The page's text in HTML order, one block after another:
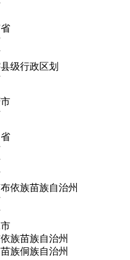
级行政区划
依族苗族自治州
族苗族自治州
族侗族自治州